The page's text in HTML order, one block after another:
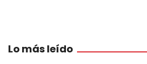
Lo más leído